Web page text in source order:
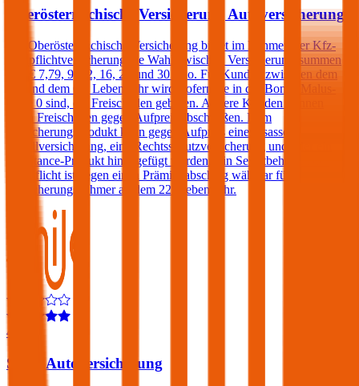
Oberösterreichische Versicherung Autoversicherung
Die Oberösterreichische Versicherung bietet im Rahmen der Kfz-
Haftpflichtversicherung die Wahl zwischen Versicherungssummen
von € 7,79, 9, 12, 16, 20 und 30 Mio. Für Kunden zwischen dem
25. und dem 69. Lebensjahr wird, sofern sie in der Bonus Malus-
Stufe 0 sind, ein Freischaden geboten. Andere Kunden können
einen Freischaden gegen Aufpreis abschließen. Dem
Versicherungsprodukt kann gegen Aufpreis eine Insassen-
Unfallversicherung, eine Rechtsschutzversicherung und/oder ein
Assistance-Produkt hinzugefügt werden. Ein Selbstbehalt in der
Haftpflicht ist gegen einen Prämienabschlag wählbar für
Versicherungsnehmer ab dem 22. Lebensjahr.
4,6
Smile Autoversicherung